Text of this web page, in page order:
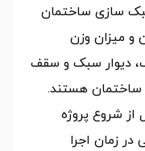
سازی ساختمان
و میزان وزن
دیوار سبک و سقف
هستند.
از شروع پروژه
زمان اجرا